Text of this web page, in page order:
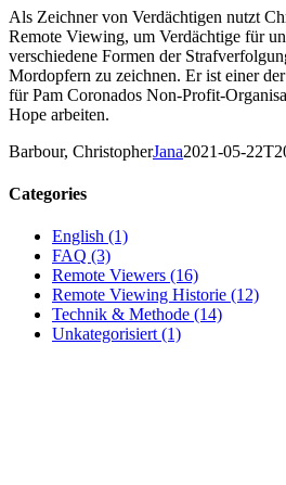
Als Zeichner von Verdächtigen nutzt
Remote Viewing, um Verdächtige für
verschiedene Formen der
Mordopfern zu zeichnen. Er ist einer
für Pam Coronados Non-Profit-
Hope arbeiten.
Barbour, ChristopherJana2021-05-
Categories
English (1)
FAQ (3)
Remote Viewers (16)
Remote Viewing Historie (12)
Technik & Methode (14)
Unkategorisiert (1)